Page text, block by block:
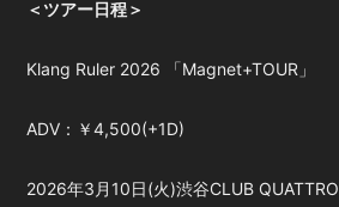
＜ツアー日程＞
Klang Ruler 2026 「Magnet+TOUR」
ADV：￥4,500(+1D)
2026年3月10日(火)渋谷CLUB QUATTRO